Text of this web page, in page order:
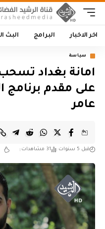
اخر الاخبار البرامج البث
سياسة
امانة بغداد
على مقدم برنامج
عامر
قبل 5 سنوات 31 مشاهدات